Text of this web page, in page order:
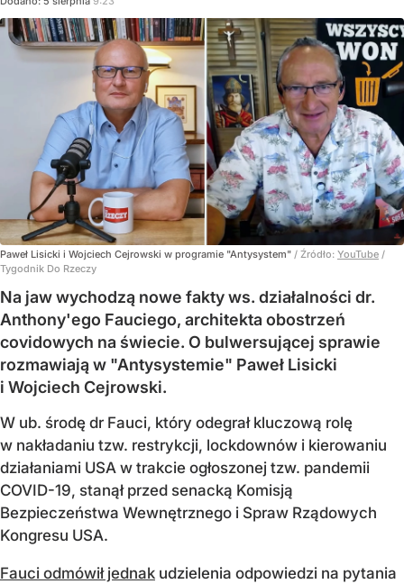
Paweł Lisicki i Wojciech Cejrowski w programie "Antysystem" / Źródło: YouTube /
Tygodnik Do Rzeczy
Na jaw wychodzą nowe fakty ws. działalności dr.
Anthony'ego Fauciego, architekta obostrzeń
covidowych na świecie. O bulwersującej sprawie
rozmawiają w "Antysystemie" Paweł Lisicki
i Wojciech Cejrowski.
W ub. środę dr Fauci, który odegrał kluczową rolę
w nakładaniu tzw. restrykcji, lockdownów i kierowaniu
działaniami USA w trakcie ogłoszonej tzw. pandemii
COVID-19, stanął przed senacką Komisją
Bezpieczeństwa Wewnętrznego i Spraw Rządowych
Kongresu USA.
Fauci odmówił jednak udzielenia odpowiedzi na pytania